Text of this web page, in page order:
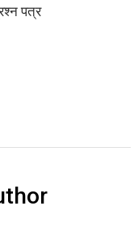
पत्र